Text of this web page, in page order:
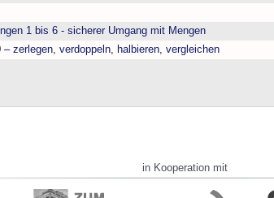
1 bis 6 - sicherer Umgang mit Mengen
zerlegen, verdoppeln, halbieren, vergleichen
in Kooperation mit